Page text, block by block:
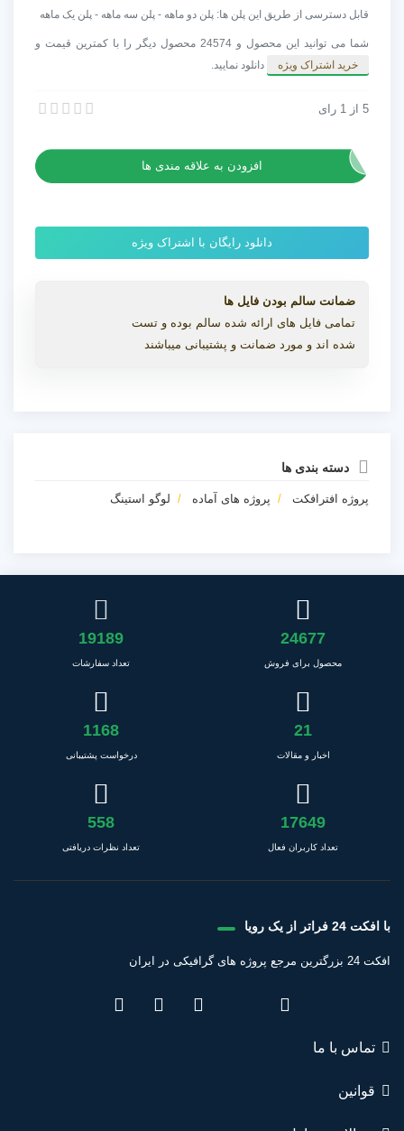
اینترو
عدد
قابل دسترسی از طریق این پلن ها: پلن دو ماهه - پلن سه ماهه - پلن یک ماهه
شما می توانید این محصول و 24574 محصول دیگر را با کمترین قیمت و
خرید اشتراک ویژه
دانلود نمایید.
پروژه افترافکت اینترو لوگوی گلیتچ
5 از 1 رای
افزودن به علاقه مندی ها
دانلود رایگان با اشتراک ویژه
ضمانت سالم بودن فایل ها
تمامی فایل های ارائه شده سالم بوده و تست
شده اند و مورد ضمانت و پشتیبانی میباشند
دسته بندی ها
پروژه افترافکت پروژه های آماده لوگو استینگ
24677
محصول برای فروش
19189
تعداد سفارشات
21
اخبار و مقالات
1168
درخواست پشتیبانی
17649
تعداد کاربران فعال
558
تعداد نظرات دریافتی
با افکت 24 فراتر از یک رویا
افکت 24 بزرگترین مرجع پروژه های گرافیکی در ایران
تماس با ما
قوانین